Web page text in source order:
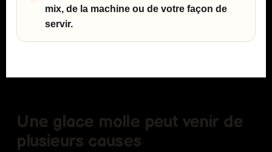
mix, de la machine ou de votre façon de
servir.
Une glace molle peut venir de
plusieurs causes